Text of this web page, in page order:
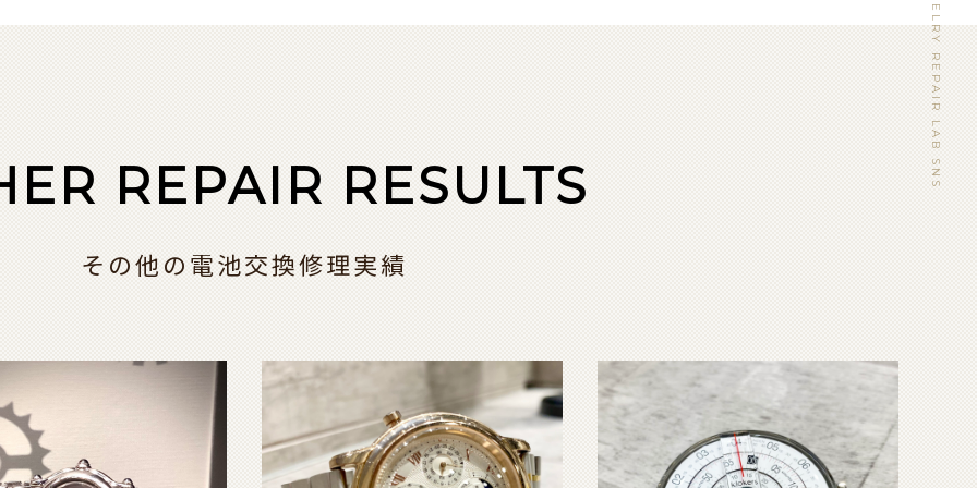
REPAIR RESULTS
その他の電池交換修理実績